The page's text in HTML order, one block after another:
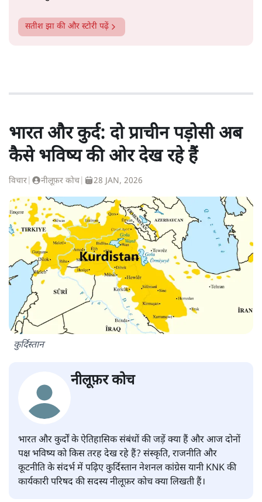
सतीश झा की और स्टोरी पढ़ें
भारत और कुर्द: दो प्राचीन पड़ोसी अब
कैसे भविष्य की ओर देख रहे हैं
विचार नीलूफ़र कोच 28 JAN, 2026
कुर्दिस्तान
नीलूफ़र कोच
भारत और कुर्दों के ऐतिहासिक संबंधों की जड़ें क्या हैं और आज दोनों
पक्ष भविष्य को किस तरह देख रहे हैं? संस्कृति, राजनीति और
कूटनीति के संदर्भ में पढ़िए कुर्दिस्तान नेशनल कांग्रेस यानी KNK की
कार्यकारी परिषद की सदस्य नीलूफ़र कोच क्या लिखती हैं।